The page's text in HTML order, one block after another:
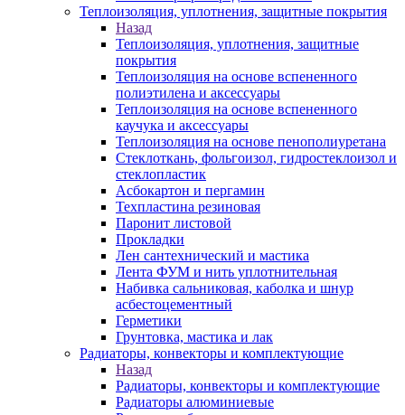
Теплоизоляция, уплотнения, защитные покрытия
Назад
Теплоизоляция, уплотнения, защитные
покрытия
Теплоизоляция на основе вспененного
полиэтилена и аксессуары
Теплоизоляция на основе вспененного
каучука и аксессуары
Теплоизоляция на основе пенополиуретана
Стеклоткань, фольгоизол, гидростеклоизол и
стеклопластик
Асбокартон и пергамин
Техпластина резиновая
Паронит листовой
Прокладки
Лен сантехнический и мастика
Лента ФУМ и нить уплотнительная
Набивка сальниковая, каболка и шнур
асбестоцементный
Герметики
Грунтовка, мастика и лак
Радиаторы, конвекторы и комплектующие
Назад
Радиаторы, конвекторы и комплектующие
Радиаторы алюминиевые